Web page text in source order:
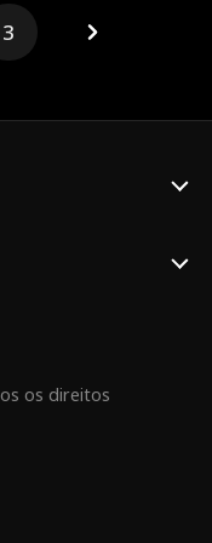
o filho de outra
sabe é que seu
pessoa por quem ela
3
os direitos